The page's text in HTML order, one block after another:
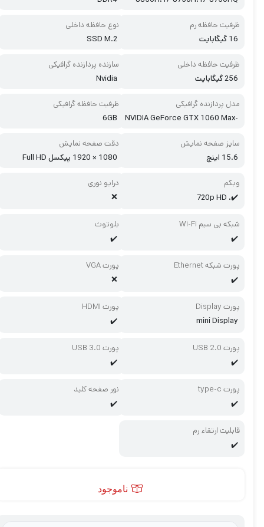
ظرفیت حافظه رم
16 گیگابایت
نوع حافظه داخلی
SSD M.2
ظرفیت حافظه داخلی
256 گیگابایت
سازنده پردازنده گرافیکی
Nvidia
مدل پردازنده گرافیکی
NVIDIA GeForce GTX 1060 Max-
ظرفیت حافظه گرافیکی
6GB
سایز صفحه نمایش
15.6 اینچ
دقت صفحه نمایش
1080 × 1920 پیکسل Full HD
وبکم
✔️، 720p HD
درایو نوری
شبکه بی سیم Wi-Fi
بلوتوث
پورت شبکه Ethernet
پورت VGA
پورت Display
mini Display
پورت HDMI
پورت USB 2.0
پورت USB 3.0
پورت type-c
نور صفحه کلید
قابلیت ارتقاء رم
ناموجود